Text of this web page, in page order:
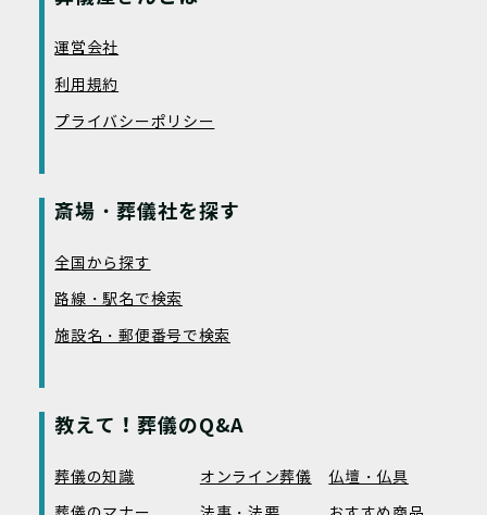
運営会社
利用規約
プライバシーポリシー
斎場・葬儀社を探す
全国から探す
路線・駅名で検索
施設名・郵便番号で検索
教えて！葬儀のQ&A
葬儀の知識 オンライン葬儀
仏壇・仏具